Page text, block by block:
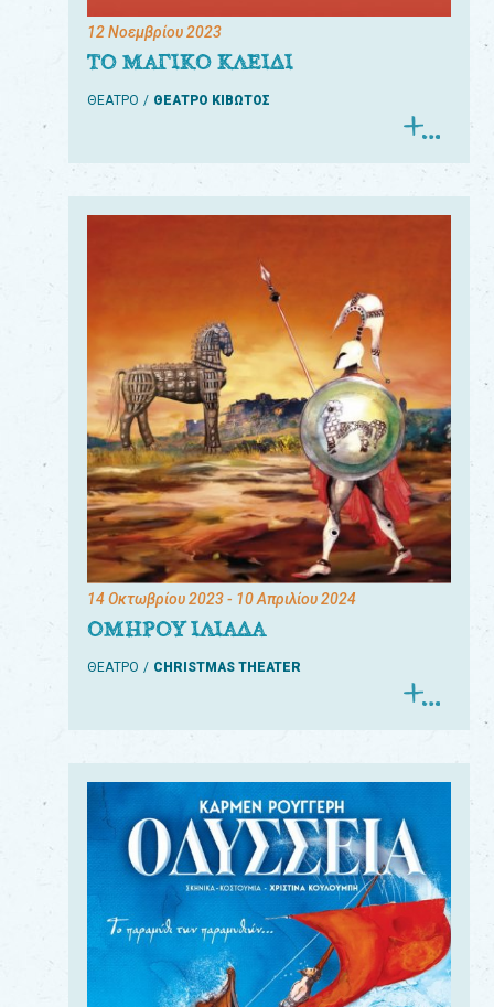
12 Νοεμβρίου 2023
ΤΟ ΜΑΓΙΚΟ ΚΛΕΙΔΙ
ΘΕΑΤΡΟ ΘΕΑΤΡΟ ΚΙΒΩΤΟΣ
14 Οκτωβρίου 2023- 10 Απριλίου 2024
ΟΜΗΡΟΥ ΙΛΙΑΔΑ
ΘΕΑΤΡΟ CHRISTMAS THEATER